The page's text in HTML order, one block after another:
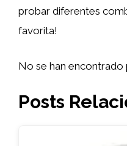
probar diferentes
favorita!
No se han encontrado
Posts